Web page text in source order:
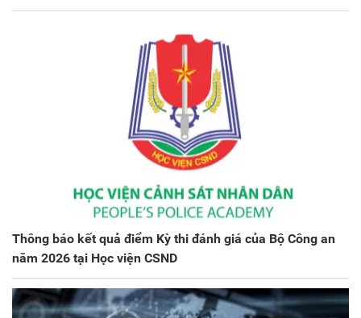
Thông báo kết quả điểm Kỳ thi đánh giá của Bộ Công an
năm 2026 tại Học viện CSND